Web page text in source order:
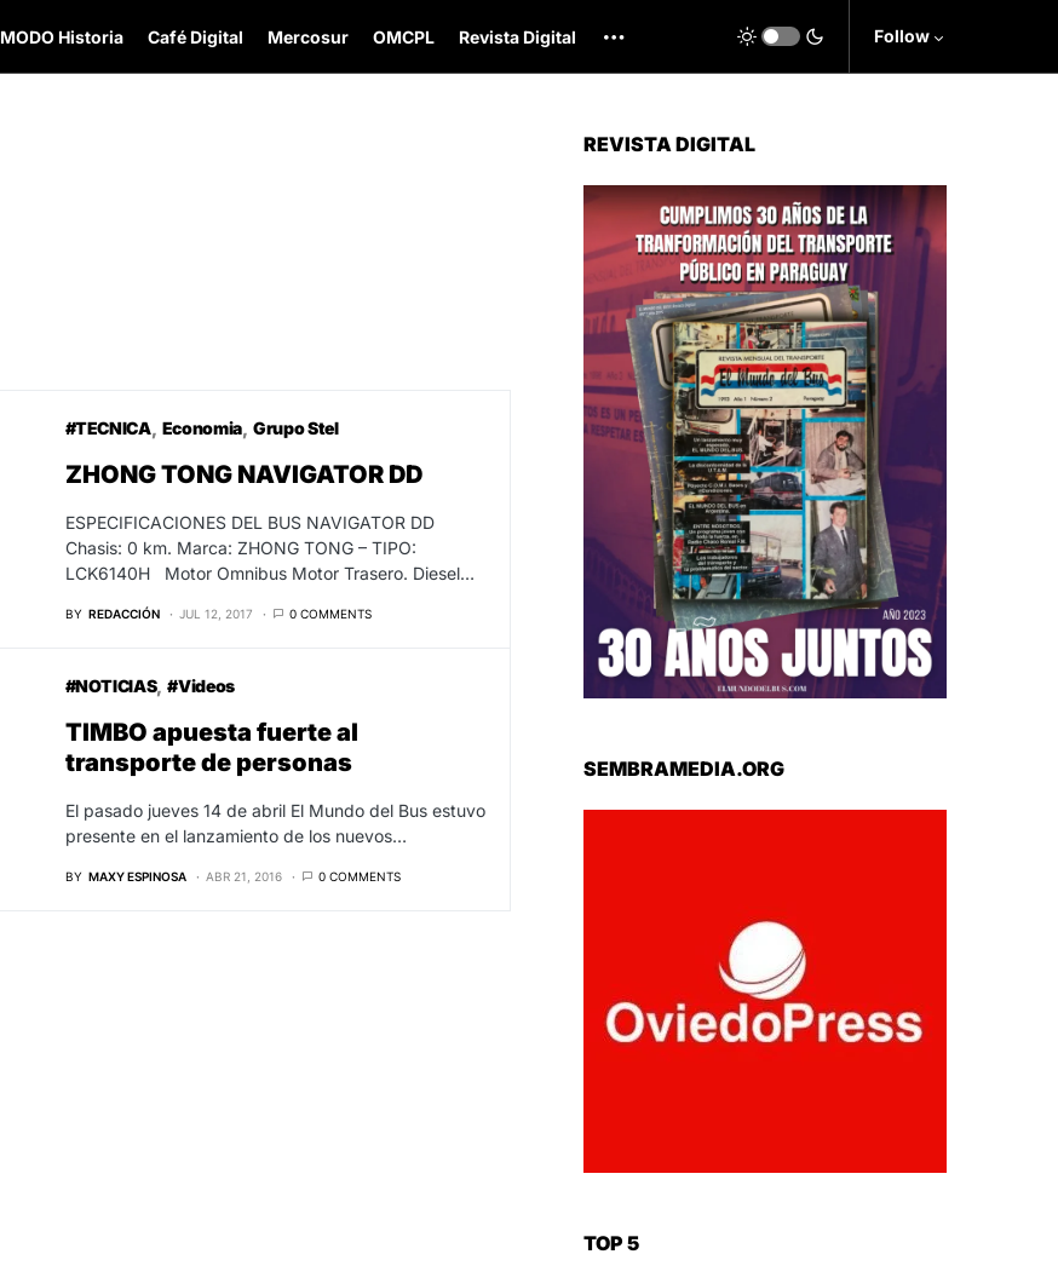
MODO Historia Café Digital Mercosur OMCPL Revista Digital Follow
#TECNICA Economia Grupo Stel
ZHONG TONG NAVIGATOR DD
ESPECIFICACIONES DEL BUS NAVIGATOR DD
Chasis: 0 km. Marca: ZHONG TONG – TIPO:
LCK6140H Motor Omnibus Motor Trasero. Diesel…
BY REDACCIÓN JUL 12, 2017 0 COMMENTS
#NOTICIAS #Videos
TIMBO apuesta fuerte al
transporte de personas
El pasado jueves 14 de abril El Mundo del Bus estuvo
presente en el lanzamiento de los nuevos…
BY MAXY ESPINOSA ABR 21, 2016 0 COMMENTS
REVISTA DIGITAL
SEMBRAMEDIA.ORG
TOP 5